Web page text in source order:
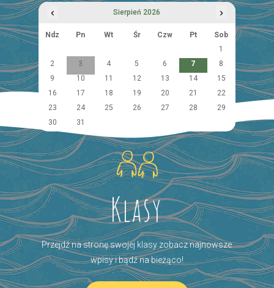
‹ Sierpień 2026 ›
Ndz Pn Wt Śr Czw Pt
Sob
1
2
3 4 5 6 7
8
9
10 11 12 13 14
15
16
17 18 19 20 21
22
23
24 25 26 27 28
29
30
31
Klasy
Przejdź na stronę swojej klasy zobacz najnowsze
wpisy i bądź na bieżąco!